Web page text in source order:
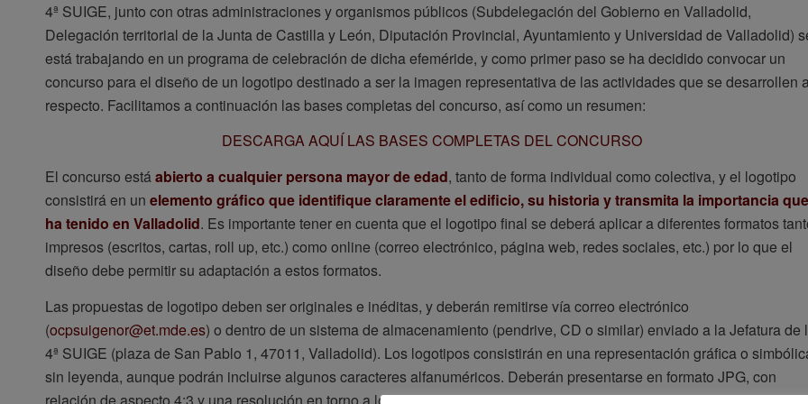
4ª SUIGE, junto con otras administraciones y organismos públicos (Subdelegación del Gobierno en Valladolid,
Delegación territorial de la Junta de Castilla y León, Diputación Provincial, Ayuntamiento y Universidad de Valladolid)
está trabajando en un programa de celebración de dicha efeméride, y como primer paso se ha decidido convocar un
concurso para el diseño de un logotipo destinado a ser la imagen representativa de las actividades que se desarrollen
respecto. Facilitamos a continuación las bases completas del concurso, así como un resumen:
DESCARGA AQUÍ LAS BASES COMPLETAS DEL CONCURSO
El concurso estáabierto a cualquier persona mayor de edad, tanto de forma individual como colectiva, y el logotipo
consistirá en un elemento gráfico que identifique claramente el edificio, su historia y transmita la importancia que
ha tenido en Valladolid. Es importante tener en cuenta que el logotipo final se deberá aplicar a diferentes formatos
impresos (escritos, cartas, roll up, etc.) como online (correo electrónico, página web, redes sociales, etc.) por lo que el
diseño debe permitir su adaptación a estos formatos.
Las propuestas de logotipo deben ser originales e inéditas, y deberán remitirse vía correo electrónico
(ocpsuigenor@et.mde.es) o dentro de un sistema de almacenamiento (pendrive, CD o similar) enviado a la Jefatura de
4ª SUIGE (plaza de San Pablo 1, 47011, Valladolid). Los logotipos consistirán en una representación gráfica o
sin leyenda, aunque podrán incluirse algunos caracteres alfanuméricos. Deberán presentarse en formato JPG, con
relación de aspecto 4:3 y una resolución en torno a los 24 mega pixel, y acompañarse de un argumento con la